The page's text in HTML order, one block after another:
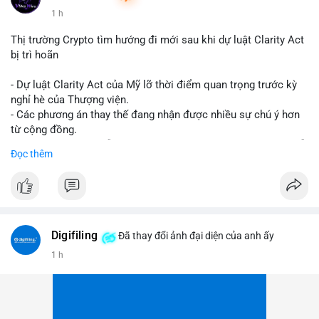
1 h
Thị trường Crypto tìm hướng đi mới sau khi dự luật Clarity Act
bị trì hoãn
- Dự luật Clarity Act của Mỹ lỡ thời điểm quan trọng trước kỳ
nghỉ hè của Thượng viện.
- Các phương án thay thế đang nhận được nhiều sự chú ý hơn
từ cộng đồng.
về pháp lý.
#binancesquare
#vlikevn #titanbot
Đọc thêm
Digifiling Đã thay đổi ảnh đại diện của anh ấy
1 h